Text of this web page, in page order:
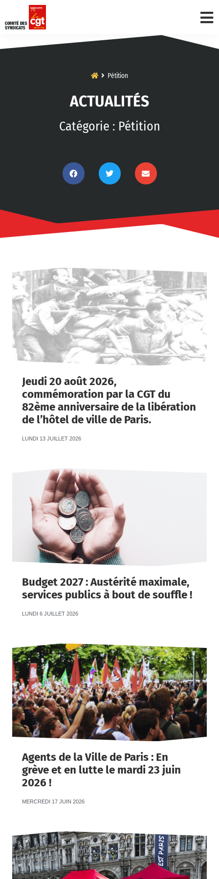
Pétition
ACTUALITÉS
Catégorie : Pétition
Jeudi 20 août 2026,
commémoration par la CGT du
82ème anniversaire de la libération
de l’hôtel de ville de Paris.
LUNDI 13 JUILLET 2026
Budget 2027 : Austérité maximale,
services publics à bout de souffle !
LUNDI 6 JUILLET 2026
Agents de la Ville de Paris : En
grève et en lutte le mardi 23 juin
2026 !
MERCREDI 17 JUIN 2026